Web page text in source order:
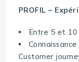
PROFIL –
Entre 5 et 10
Customer